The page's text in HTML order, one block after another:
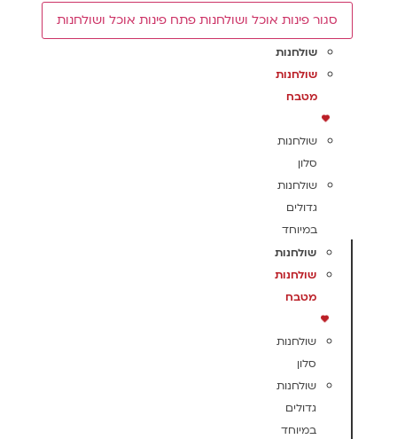
סגור פינות אוכל ושולחנות פתח פינות אוכל ושולחנות
שולחנות
שולחנות
מטבח
שולחנות
סלון
שולחנות
גדולים
במיוחד
שולחנות
שולחנות
מטבח
שולחנות
סלון
שולחנות
גדולים
במיוחד